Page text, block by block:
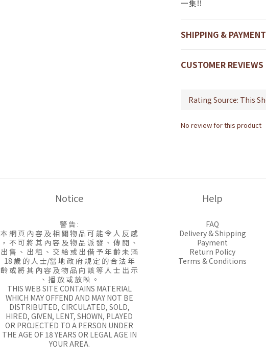
一集!!
SHIPPING & PAYMENT
CUSTOMER REVIEWS
No review for this product
Notice
警 告 :
本 網 頁 內 容 及 相 關 物 品 可 能 令 人 反 感
， 不 可 將 其 內 容 及 物 品 派 發 、 傳 閱 、
出 售 、 出 租 、 交 給 或 出 借 予 年 齡 未 滿
18 歲 的 人 士/當 地 政 府 規 定 的 合 法 年
齡 或 將 其 內 容 及 物 品 向 該 等 人 士 出 示
、 播 放 或 放 映 。
THIS WEB SITE CONTAINS MATERIAL
WHICH MAY OFFEND AND MAY NOT BE
DISTRIBUTED, CIRCULATED, SOLD,
HIRED, GIVEN, LENT, SHOWN, PLAYED
OR PROJECTED TO A PERSON UNDER
THE AGE OF 18 YEARS OR LEGAL AGE IN
YOUR AREA.
Help
FAQ
Delivery & Shipping
Payment
Return Policy
Terms & Conditions